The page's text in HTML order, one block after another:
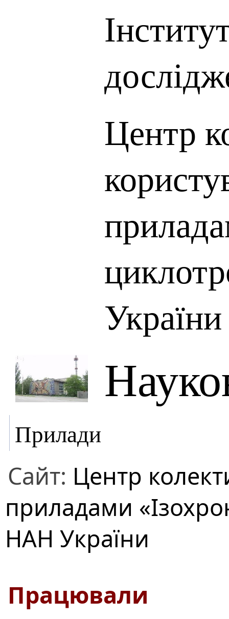
Центр
України
Прилади
Сайт: Центр
приладами
НАН України
Працювали